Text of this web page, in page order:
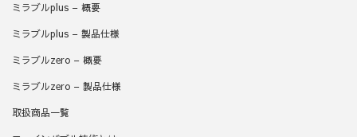
ミラブルplus – 概要
ミラブルplus – 製品仕様
ミラブルzero – 概要
ミラブルzero – 製品仕様
取扱商品一覧